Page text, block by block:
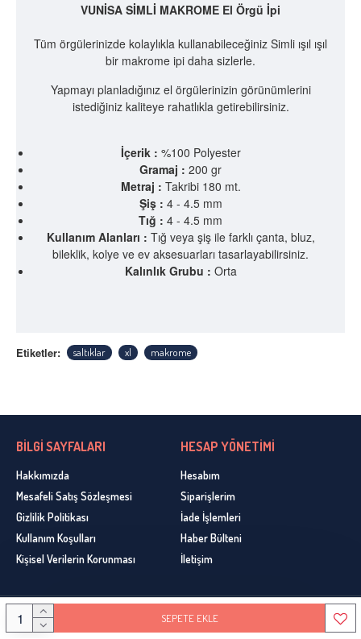
SEPETE EKLE
VUNİSA SİMLİ MAKROME El Örgü İpi
Tüm örgülerinizde kolaylıkla kullanabileceğiniz Simli ışıl ışıl
bir makrome ipi daha sizlerle.
Yapmayı planladığınız el örgülerinizin görünümlerini
istediğiniz kaliteye rahatlıkla getirebilirsiniz.
İçerik : %100 Polyester
Gramaj : 200 gr
Metraj : Takribi 180 mt.
Şiş : 4 - 4.5 mm
Tığ : 4 - 4.5 mm
Kullanım Alanları : Tığ veya şiş ile farklı çanta, bluz,
bileklik, kolye ve ev aksesuarları tasarlayabilirsiniz.
Kalınlık Grubu : Orta
Etiketler: saltıklar xl makrome
BİLGİ SAYFALARI
Hakkımızda
Mesafeli Satış Sözleşmesi
Gizlilik Politikası
Kullanım Koşulları
Kişisel Verilerin Korunması
HESAP YÖNETİMİ
Hesabım
Siparişlerim
İade İşlemleri
Haber Bülteni
İletişim
Copyright © 2020, Ceyhun Yün, Bütün Hakları Sakldır. Design By Gemlik Web Tasarım